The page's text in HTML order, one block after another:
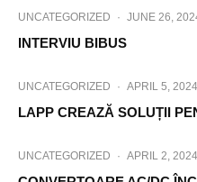
UNCATEGORIZED · JUNE 26,
INTERVIU BIBUS
UNCATEGORIZED · APRIL 5, 2024
LAPP CREAZĂ SOLUȚII
UNCATEGORIZED · APRIL 2, 2024